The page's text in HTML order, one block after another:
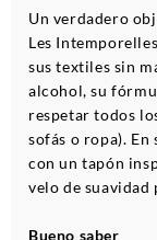
Un verdadero
Les
sus textiles sin
alcohol, su
respetar todos
sofás o ropa).
con un tapón
velo de suavidad
Bueno saber